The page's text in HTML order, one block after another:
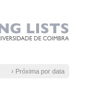
› Próxima por data